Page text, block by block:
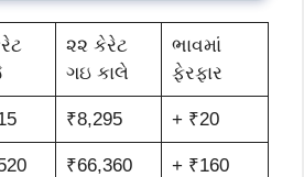
૨૨ કેરેટ
ગઇ કાલે
ભાવમાં
ફેરફાર
₹8,295 + ₹20
₹66,360 + ₹160